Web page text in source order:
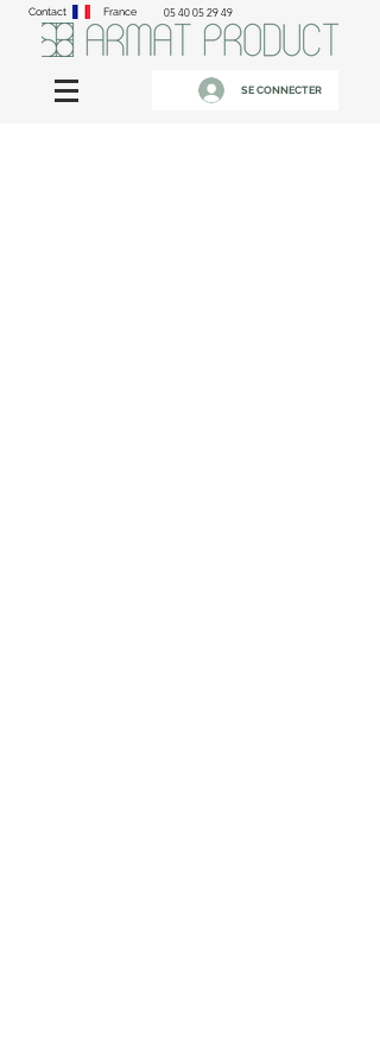
Contact France 05 40 05 29 49
SE CONNECTER